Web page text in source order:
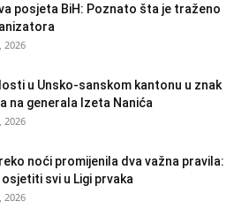
posjeta BiH: Poznato šta je traženo
2026
u Unsko-sanskom kantonu u znak
na generala Izeta Nanića
2026
noći promijenila dva važna pravila:
osjetiti svi u Ligi prvaka
2026